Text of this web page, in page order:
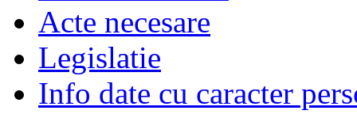
Acte necesare
Legislatie
Info date cu caracter